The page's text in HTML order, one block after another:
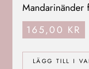
LÄGG TILL I
165,00 KR